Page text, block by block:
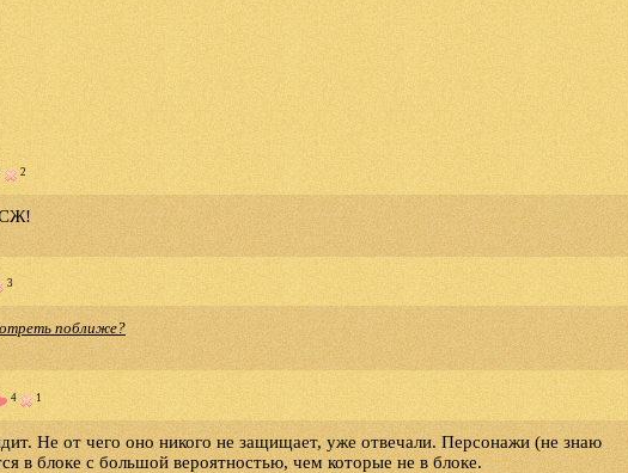
2
3
поближе?
4 1
Не от чего оно никого не защищает, уже отвечали. Персонажи (не знаю
в блоке с большой вероятностью, чем которые не в блоке.